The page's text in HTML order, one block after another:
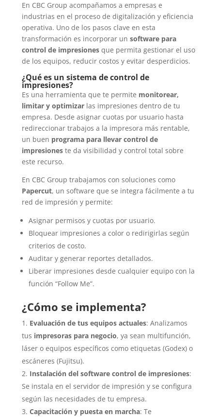
En CBC Group acompañamos a empresas e
industrias en el proceso de digitalización y eficiencia
operativa. Uno de los pasos clave en esta
transformación es incorporar un software para
control de impresionesque permita gestionar el uso
de los equipos, reducir costos y evitar desperdicios.
¿Qué es un sistema de control de
impresiones?
Es una herramienta que te permite monitorear,
limitar y optimizarlas impresiones dentro de tu
empresa. Desde asignar cuotas por usuario hasta
redireccionar trabajos a la impresora más rentable,
un buen programa para llevar control de
impresioneste da visibilidad y control total sobre
este recurso.
En CBC Group trabajamos con soluciones como
Papercut, un software que se integra fácilmente a tu
red de impresión y permite:
Asignar permisos y cuotas por usuario.
Bloquear impresiones a color o redirigirlas según
criterios de costo.
Auditar y generar reportes detallados.
Liberar impresiones desde cualquier equipo con la
función “Follow Me”.
¿Cómo se implementa?
Evaluación de tus equipos actuales: Analizamos
tus impresoras para negocio, ya sean multifunción,
láser o equipos específicos como etiquetas (Godex) o
escáneres (Fujitsu).
Instalación del software control de impresiones:
Se instala en el servidor de impresión y se configura
según las necesidades de tu empresa.
Capacitación y puesta en marcha: Te